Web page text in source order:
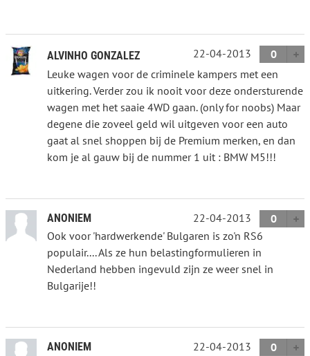
ALVINHO GONZALEZ 22-04-2013
0
Leuke wagen voor de criminele kampers met een
uitkering. Verder zou ik nooit voor deze ondersturende
wagen met het saaie 4WD gaan. (only for noobs) Maar
degene die zoveel geld wil uitgeven voor een auto
gaat al snel shoppen bij de Premium merken, en dan
kom je al gauw bij de nummer 1 uit : BMW M5!!!
ANONIEM 22-04-2013
0
Ook voor 'hardwerkende' Bulgaren is zo'n RS6
populair.... Als ze hun belastingformulieren in
Nederland hebben ingevuld zijn ze weer snel in
Bulgarije!!
ANONIEM 22-04-2013
0